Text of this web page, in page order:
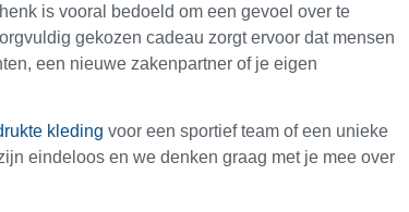
is vooral bedoeld om een gevoel over te
gekozen cadeau zorgt ervoor dat mensen
een nieuwe zakenpartner of je eigen
kleding voor een sportief team of een unieke
eindeloos en we denken graag met je mee over